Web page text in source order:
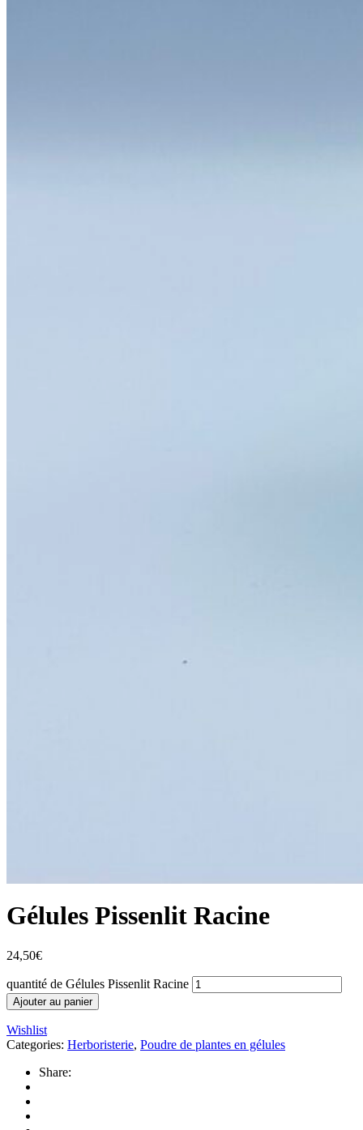
Gélules Pissenlit Racine
24,50€
quantité de Gélules Pissenlit Racine
Ajouter au panier
Wishlist
Categories: Herboristerie, Poudre de plantes en gélules
Share: